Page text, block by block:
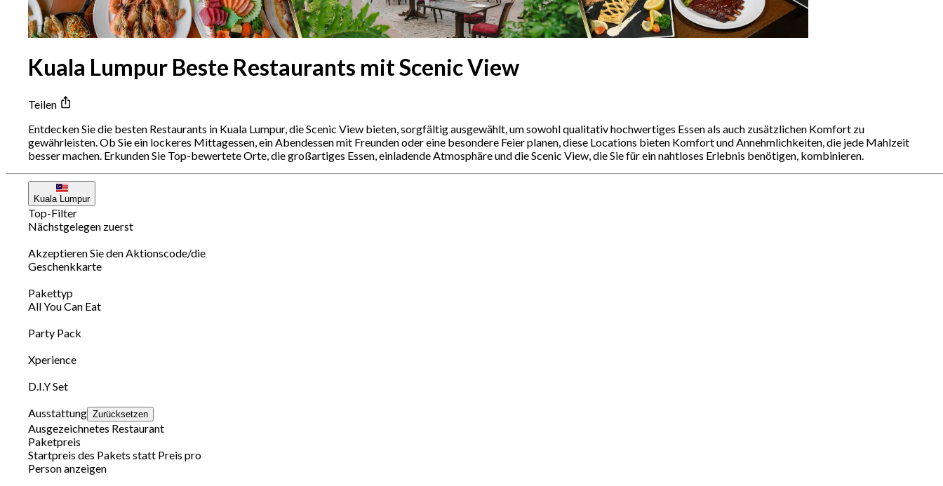
Kuala Lumpur Beste Restaurants mit Scenic View
Teilen
Entdecken Sie die besten Restaurants in Kuala Lumpur, die Scenic View bieten, sorgfältig ausgewählt, um sowohl qualitativ hochwertiges Essen als auch zusätzlichen Komfort zu
gewährleisten. Ob Sie ein lockeres Mittagessen, ein Abendessen mit Freunden oder eine besondere Feier planen, diese Locations bieten Komfort und Annehmlichkeiten, die jede Mahlzeit
besser machen. Erkunden Sie Top-bewertete Orte, die großartiges Essen, einladende Atmosphäre und die Scenic View, die Sie für ein nahtloses Erlebnis benötigen, kombinieren.
Kuala Lumpur
Top-Filter
Nächstgelegen zuerst
Akzeptieren Sie den Aktionscode/die
Geschenkkarte
Pakettyp
All You Can Eat
Party Pack
Xperience
D.I.Y Set
Ausstattung Zurücksetzen
Ausgezeichnetes Restaurant
Paketpreis
Startpreis des Pakets statt Preis pro
Person anzeigen